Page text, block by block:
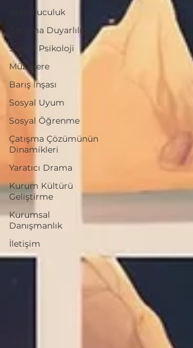
Arabuluculuk
Çatışma Duyarlılığı
Sosyal Psikoloji
Müzakere
Barış İnşası
Sosyal Uyum
Sosyal Öğrenme
Çatışma Çözümünün
Dinamikleri
Yaratıcı Drama
Kurum Kültürü
Geliştirme
Kurumsal
Danışmanlık
İletişim